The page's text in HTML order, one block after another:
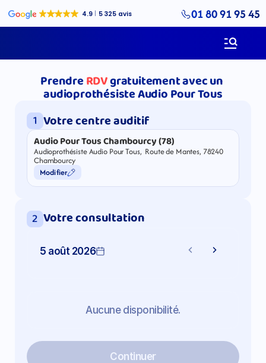
01 80 91 95 45
PrendreRDVgratuitement avec un
audioprothésiste Audio Pour Tous
1 Votre centre auditif
Audio Pour Tous Chambourcy (78)
Audioprothésiste Audio Pour Tous,  Route de Mantes, 78240
Chambourcy
Modifier
2 Votre consultation
5 août 2026
Aucune disponibilité.
Continuer